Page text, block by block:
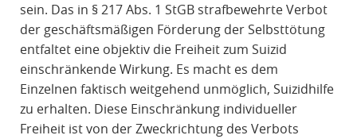
sein. Das in § 217 Abs. 1 StGB strafbewehrte Verbot
der geschäftsmäßigen Förderung der Selbsttötung
entfaltet eine objektiv die Freiheit zum Suizid
einschränkende Wirkung. Es macht es dem
Einzelnen faktisch weitgehend unmöglich, Suizidhilfe
zu erhalten. Diese Einschränkung individueller
Freiheit ist von der Zweckrichtung des Verbots